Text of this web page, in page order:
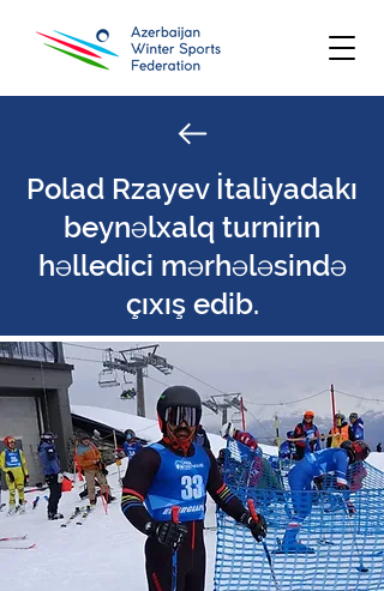
Polad Rzayev İtaliyadakı
beynəlxalq turnirin
həlledici mərhələsində
çıxış edib.